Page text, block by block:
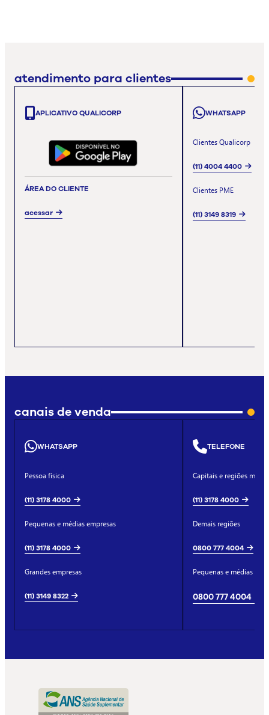
atendimento para clientes
APLICATIVO QUALICORP
ÁREA DO CLIENTE
acessar
WHATSAPP
Clientes Qualicorp
(11) 4004 4400
Clientes PME
(11) 3149 8319
canais de venda
WHATSAPP
Pessoa física
(11) 3178 4000
Pequenas e médias empresas
(11) 3178 4000
Grandes empresas
(11) 3149 8322
TELEFONE
Capitais e regiões
(11) 3178 4000
Demais regiões
0800 777 4004
Pequenas e médias
0800 777 4004